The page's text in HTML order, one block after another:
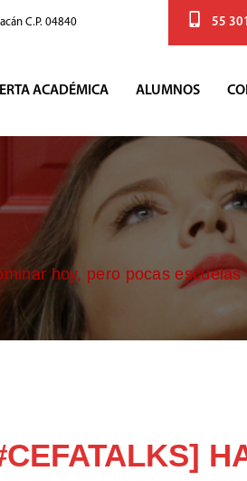
C.P. 04840 55
ACADÉMICA ALUMNOS
hoy, pero pocas escuelas